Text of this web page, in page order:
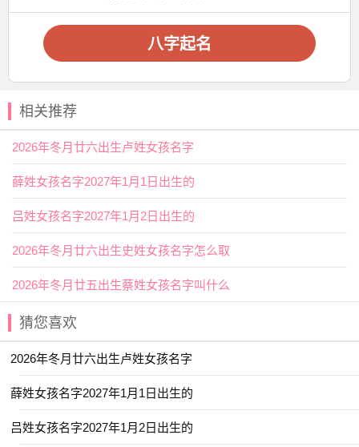
2026年冬月廿六出生余姓女孩名字
宜用字
【益】好处，有好处；增加，更加，同“溢”，水漫出来，
富裕。用作人名意指富裕、才华横溢；
岁岁平安等。用作人名意指文静、吉祥、幸福安逸之义；
2026年冬月廿六出生余姓女孩名字
好名字推荐
【宛清】 【祐禾】 【含湘】 【慕思】
【昕蕾】 【湘灵】 【景娴】 【琪筝】
【新亭】 【雨菡】 【宣淇】 【诗渝】
【晨雅】 【安盈】 【子璎】 【宣霖】
【昱珊】 【文墨】 【琬郡】 【艺茹】
八字起名
相关推荐
2026年冬月廿六出生卢姓女孩名字
薛姓女孩名字2027年1月1日出生的
吕姓女孩名字2027年1月2日出生的
2026年冬月廿六出生史姓女孩名字怎么取
2026年冬月廿五出生蔡姓女孩名字叫什么
猜您喜欢
2026年冬月廿六出生卢姓女孩名字
薛姓女孩名字2027年1月1日出生的
吕姓女孩名字2027年1月2日出生的